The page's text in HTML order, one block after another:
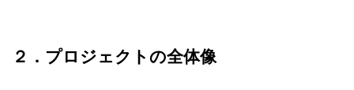
２．プロジェクトの全体像